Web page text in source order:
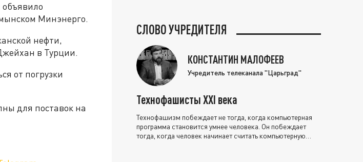
Минэнерго.
нефти,
в Турции.
от погрузки
для поставок на
СЛОВО УЧРЕДИТЕЛЯ
КОНСТАНТИН МАЛОФЕЕВ
Учредитель телеканала "Царьград"
Технофашисты XXI века
Технофашизм побеждает не тогда, когда компьютерная
программа становится умнее человека. Он побеждает
тогда, когда человек начинает считать компьютерную